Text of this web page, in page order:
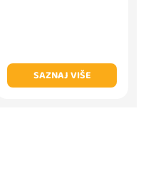
SAZNAJ VIŠE